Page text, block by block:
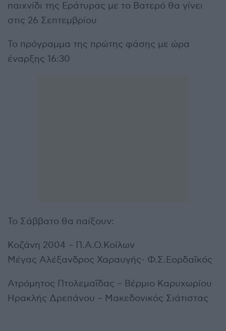
παιχνίδι της Εράτυρας με το Βατερό θα γίνει
στις 26 Σεπτεμβρίου
Το πρόγραμμα της πρώτης φάσης με ώρα
έναρξης 16:30
Το Σάββατο θα παίξουν:
Κοζάνη 2004 – Π.Α.Ο.Κοίλων
Μέγας Αλέξανδρος Χαραυγής- Φ.Σ.Εορδαΐκός
Ατρόμητος Πτολεμαΐδας – Βέρμιο Καρυχωρίου
Ηρακλής Δρεπάνου – Μακεδονικός Σιάτιστας